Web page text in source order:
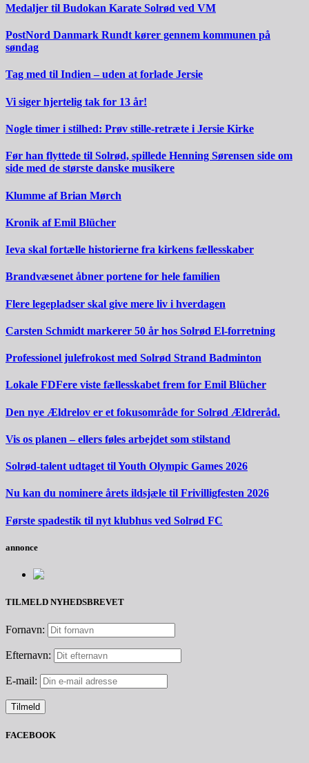
Medaljer til Budokan Karate Solrød ved VM
PostNord Danmark Rundt kører gennem kommunen på
søndag
Tag med til Indien – uden at forlade Jersie
Vi siger hjertelig tak for 13 år!
Nogle timer i stilhed: Prøv stille-retræte i Jersie Kirke
Før han flyttede til Solrød, spillede Henning Sørensen side om
side med de største danske musikere
Klumme af Brian Mørch
Kronik af Emil Blücher
Ieva skal fortælle historierne fra kirkens fællesskaber
Brandvæsenet åbner portene for hele familien
Flere legepladser skal give mere liv i hverdagen
Carsten Schmidt markerer 50 år hos Solrød El-forretning
Professionel julefrokost med Solrød Strand Badminton
Lokale FDFere viste fællesskabet frem for Emil Blücher
Den nye Ældrelov er et fokusområde for Solrød Ældreråd.
Vis os planen – ellers føles arbejdet som stilstand
Solrød-talent udtaget til Youth Olympic Games 2026
Nu kan du nominere årets ildsjæle til Frivilligfesten 2026
Første spadestik til nyt klubhus ved Solrød FC
annonce
TILMELD NYHEDSBREVET
Fornavn:
Efternavn:
E-mail:
FACEBOOK